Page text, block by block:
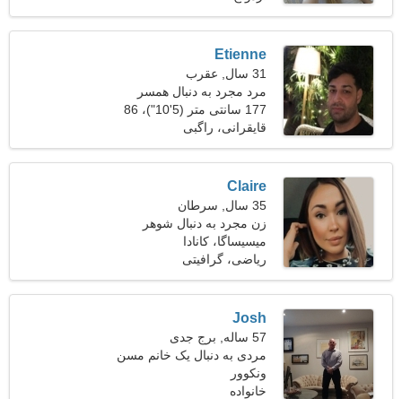
Etienne
31 سال, عقرب
مرد مجرد به دنبال همسر
177 سانتی متر (5'10")، 86
کیلوگرم (189 پوند)
قایقرانی، راگبی
Claire
35 سال, سرطان
زن مجرد به دنبال شوهر
میسیساگا، کانادا
ریاضی، گرافیتی
Josh
57 ساله, برج جدی
مردی به دنبال یک خانم مسن
50-52
ونکوور
خانواده